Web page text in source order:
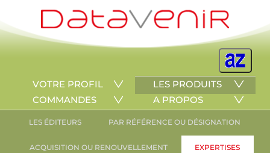
VOTRE PROFIL
LES PRODUITS
COMMANDES
A PROPOS
LES ÉDITEURS PAR RÉFÉRENCE OU DÉSIGNATION
ACQUISITION OU RENOUVELLEMENT EXPERTISES